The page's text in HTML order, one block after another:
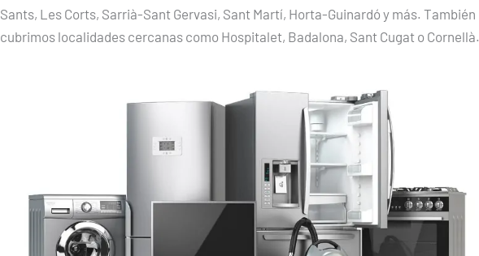
Sants, Les Corts, Sarrià-Sant Gervasi, Sant Martí, Horta-Guinardó y más. También
cubrimos localidades cercanas como Hospitalet, Badalona, Sant Cugat o Cornellà.